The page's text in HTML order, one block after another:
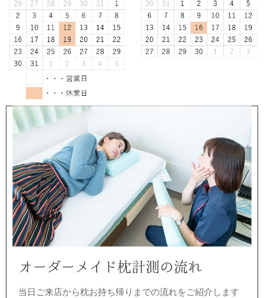
オーダーメイド枕計測の流れ
当日ご来店から枕お持ち帰りまでの流れをご紹介します